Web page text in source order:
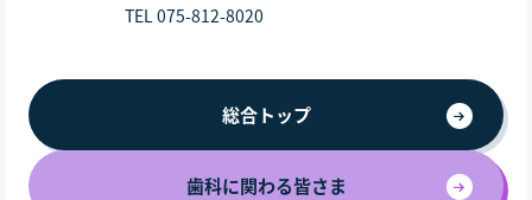
TEL 075-812-8020
総合トップ
歯科に関わる皆さま